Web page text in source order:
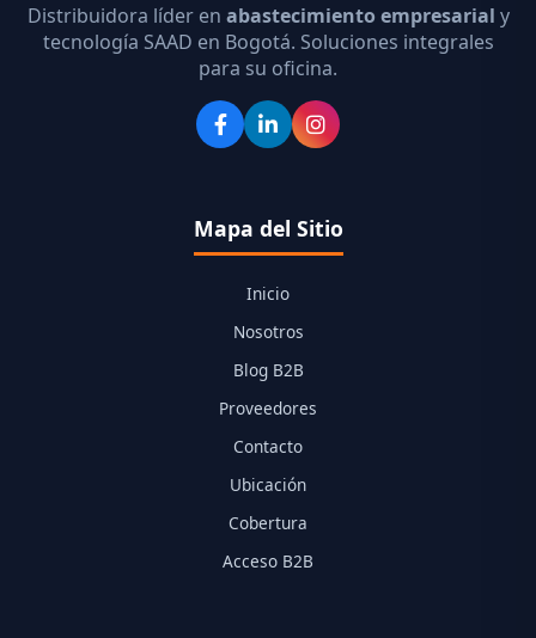
Distribuidora líder en abastecimiento empresarial y
tecnología SAAD en Bogotá. Soluciones integrales
para su oficina.
Mapa del Sitio
Inicio
Nosotros
Blog B2B
Proveedores
Contacto
Ubicación
Cobertura
Acceso B2B